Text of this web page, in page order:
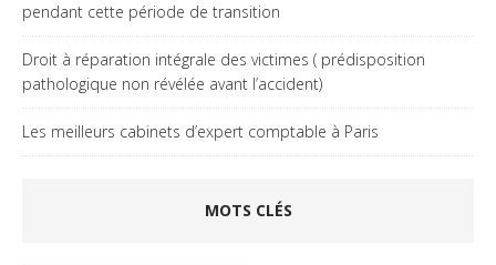
pendant cette période de transition
Droit à réparation intégrale des victimes ( prédisposition
pathologique non révélée avant l’accident)
Les meilleurs cabinets d’expert comptable à Paris
MOTS CLÉS